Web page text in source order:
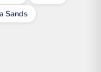
Sands